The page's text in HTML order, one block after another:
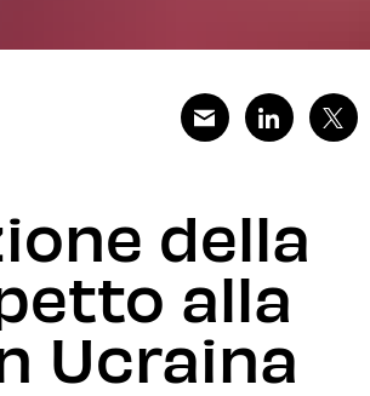
della
alla
Ucraina